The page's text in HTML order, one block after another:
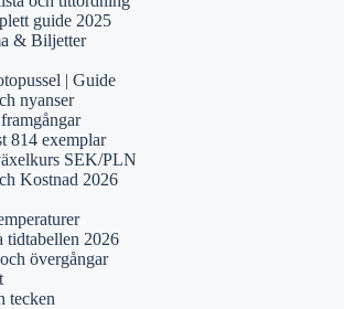
guide 2025
& Biljetter
| Guide
nyanser
814 exemplar
SEK/PLN
Kostnad 2026
tidtabellen 2026
övergångar
tecken